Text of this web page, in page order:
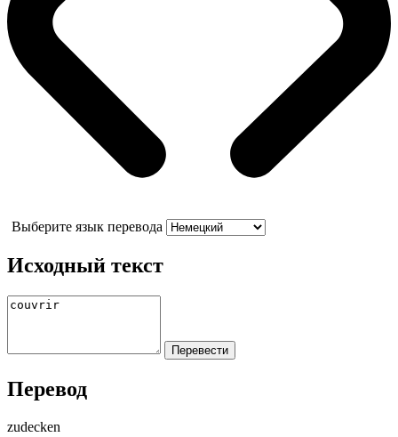
Выберите язык перевода
Исходный текст
Перевод
zudecken